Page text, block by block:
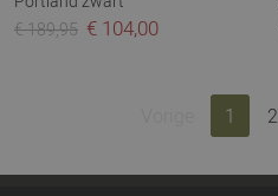
€ 189,95 € 104,00
1 2